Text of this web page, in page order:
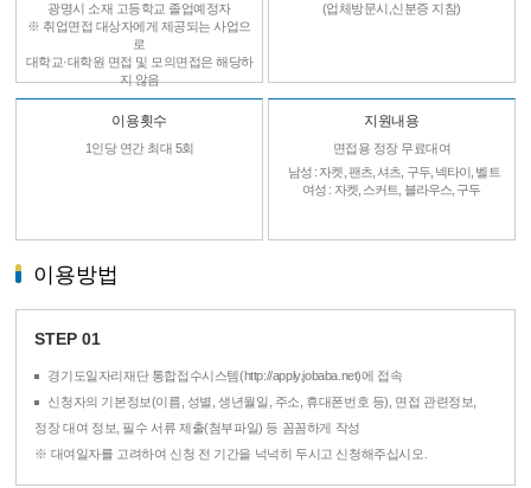
광명시 소재 고등학교 졸업예정자
※ 취업면접 대상자에게 제공되는 사업으
로
대학교·대학원 면접 및 모의면접은 해당하
지 않음
(업체방문시,신분증 지참)
이용횟수
1인당 연간 최대 5회
지원내용
면접용 정장 무료대여
남성 : 자켓, 팬츠, 셔츠, 구두, 넥타이, 벨트
여성 : 자켓, 스커트, 블라우스, 구두
이용방법
STEP 01
경기도일자리재단 통합접수시스템(http://apply.jobaba.net)에 접속
신청자의 기본정보(이름, 성별, 생년월일, 주소, 휴대폰번호 등), 면접 관련정보,
정장 대여 정보, 필수 서류 제출(첨부파일) 등 꼼꼼하게 작성
※ 대여일자를 고려하여 신청 전 기간을 넉넉히 두시고 신청해주십시오.